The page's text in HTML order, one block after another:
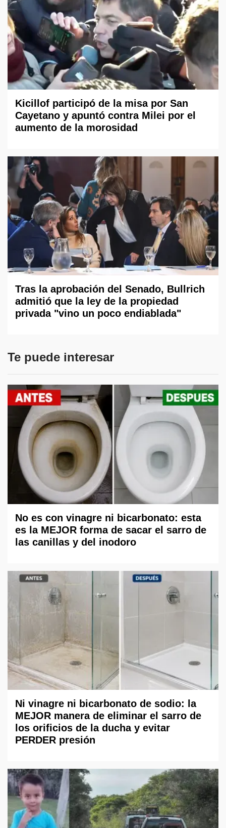
Kicillof participó de la misa por San
Cayetano y apuntó contra Milei por el
aumento de la morosidad
Tras la aprobación del Senado, Bullrich
admitió que la ley de la propiedad
privada "vino un poco endiablada"
Te puede interesar
No es con vinagre ni bicarbonato: esta
es la MEJOR forma de sacar el sarro de
las canillas y del inodoro
Ni vinagre ni bicarbonato de sodio: la
MEJOR manera de eliminar el sarro de
los orificios de la ducha y evitar
PERDER presión